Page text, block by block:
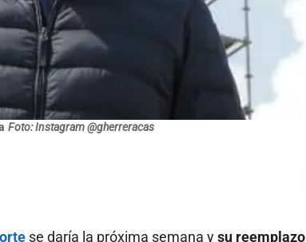
Foto: Instagram @gherreracas
se daría la próxima semana ysu reemplazo